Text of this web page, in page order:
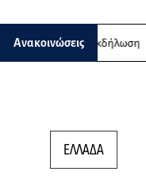
Ανακοινώσεις
εκδήλωση
ΕΛΛΑΔΑ